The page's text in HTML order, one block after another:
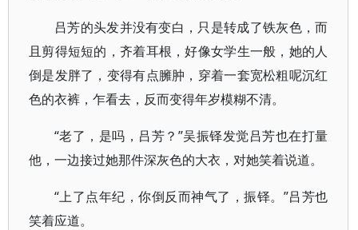
吕芳的头发并没有变白，只是转成了铁灰色，而
且剪得短短的，齐着耳根，好像女学生一般，她的人
倒是发胖了，变得有点臃肿，穿着一套宽松粗呢沉红
色的衣裤，乍看去，反而变得年岁模糊不清。
“老了，是吗，吕芳？”吴振铎发觉吕芳也在打量
他，一边接过她那件深灰色的大衣，对她笑着说道。
“上了点年纪，你倒反而神气了，振铎。”吕芳也
笑着应道。